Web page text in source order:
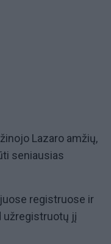
Lazaro amžių,
seniausias
registruose ir
užregistruotų jį